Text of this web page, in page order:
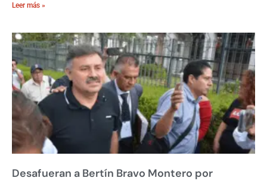
Leer más »
Desafueran a Bertín Bravo Montero por